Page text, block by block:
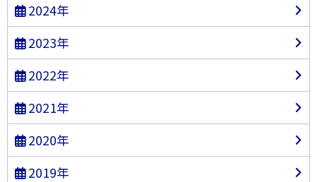
2024年
2023年
2022年
2021年
2020年
2019年